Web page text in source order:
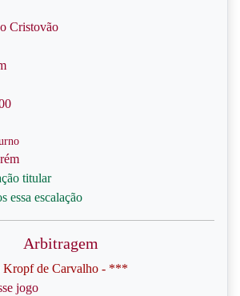
Cristovão
titular
essa escalação
Arbitragem
Kropf de Carvalho - ***
jogo